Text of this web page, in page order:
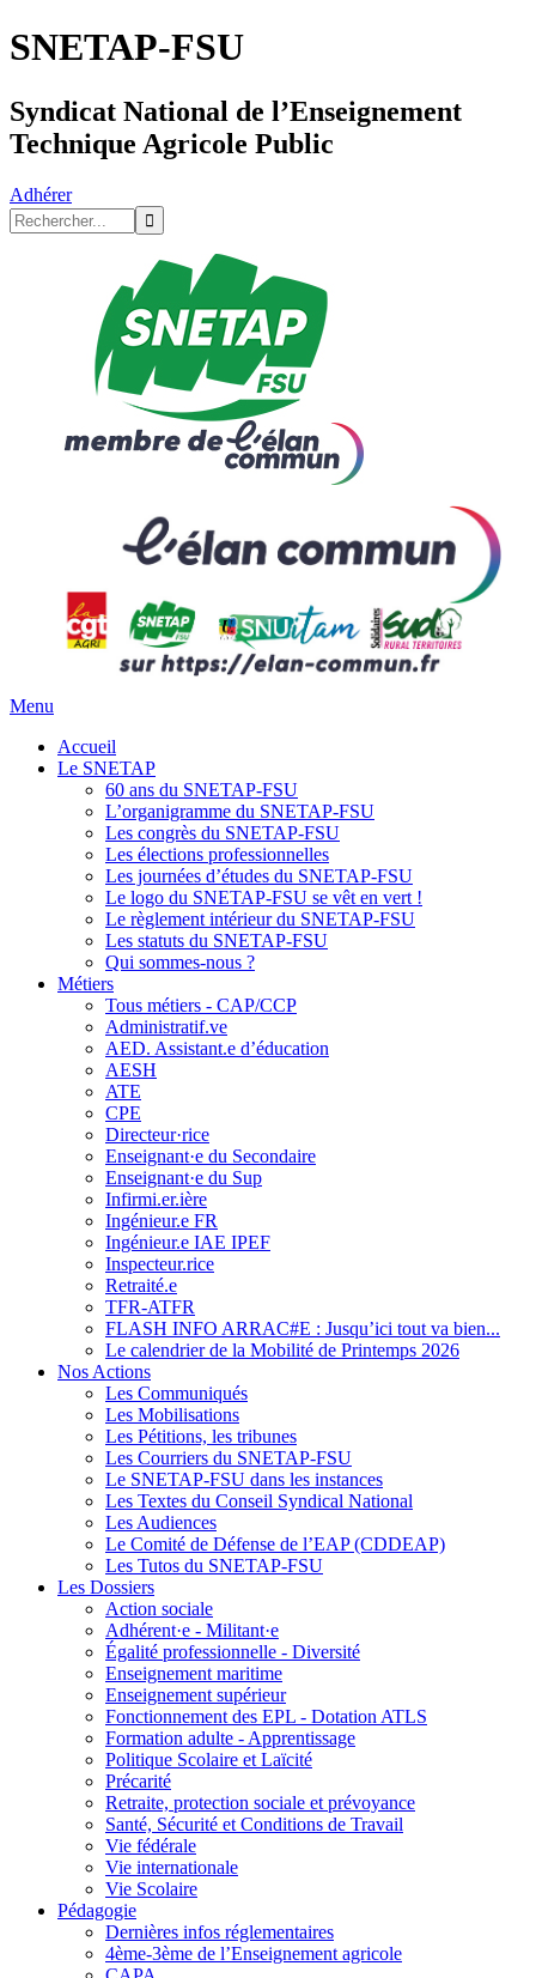
SNETAP-FSU
Syndicat National de l’Enseignement
Technique Agricole Public
Adhérer
Menu
Accueil
Le SNETAP
60 ans du SNETAP-FSU
L’organigramme du SNETAP-FSU
Les congrès du SNETAP-FSU
Les élections professionnelles
Les journées d’études du SNETAP-FSU
Le logo du SNETAP-FSU se vêt en vert !
Le règlement intérieur du SNETAP-FSU
Les statuts du SNETAP-FSU
Qui sommes-nous ?
Métiers
Tous métiers - CAP/CCP
Administratif.ve
AED. Assistant.e d’éducation
AESH
ATE
CPE
Directeur·rice
Enseignant·e du Secondaire
Enseignant·e du Sup
Infirmi.er.ière
Ingénieur.e FR
Ingénieur.e IAE IPEF
Inspecteur.rice
Retraité.e
TFR-ATFR
FLASH INFO ARRAC#E : Jusqu’ici tout va bien...
Le calendrier de la Mobilité de Printemps 2026
Nos Actions
Les Communiqués
Les Mobilisations
Les Pétitions, les tribunes
Les Courriers du SNETAP-FSU
Le SNETAP-FSU dans les instances
Les Textes du Conseil Syndical National
Les Audiences
Le Comité de Défense de l’EAP (CDDEAP)
Les Tutos du SNETAP-FSU
Les Dossiers
Action sociale
Adhérent·e - Militant·e
Égalité professionnelle - Diversité
Enseignement maritime
Enseignement supérieur
Fonctionnement des EPL - Dotation ATLS
Formation adulte - Apprentissage
Politique Scolaire et Laïcité
Précarité
Retraite, protection sociale et prévoyance
Santé, Sécurité et Conditions de Travail
Vie fédérale
Vie internationale
Vie Scolaire
Pédagogie
Dernières infos réglementaires
4ème-3ème de l’Enseignement agricole